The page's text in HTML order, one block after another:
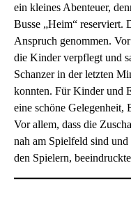
ein kleines Abenteuer,
Busse „Heim“ reserviert.
Anspruch genommen.
die Kinder verpflegt und
Schanzer in der letzten
konnten. Für Kinder und
eine schöne Gelegenheit,
Vor allem, dass die
nah am Spielfeld sind
den Spielern,